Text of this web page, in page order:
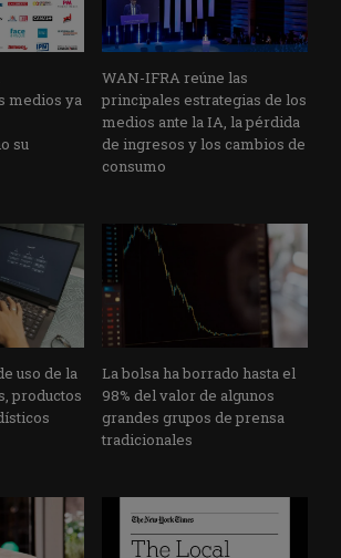
medios ya
su
WAN-IFRA reúne las
principales estrategias de los
medios ante la IA, la pérdida
de ingresos y los cambios de
consumo
uso de la
productos
La bolsa ha borrado hasta el
98% del valor de algunos
grandes grupos de prensa
tradicionales